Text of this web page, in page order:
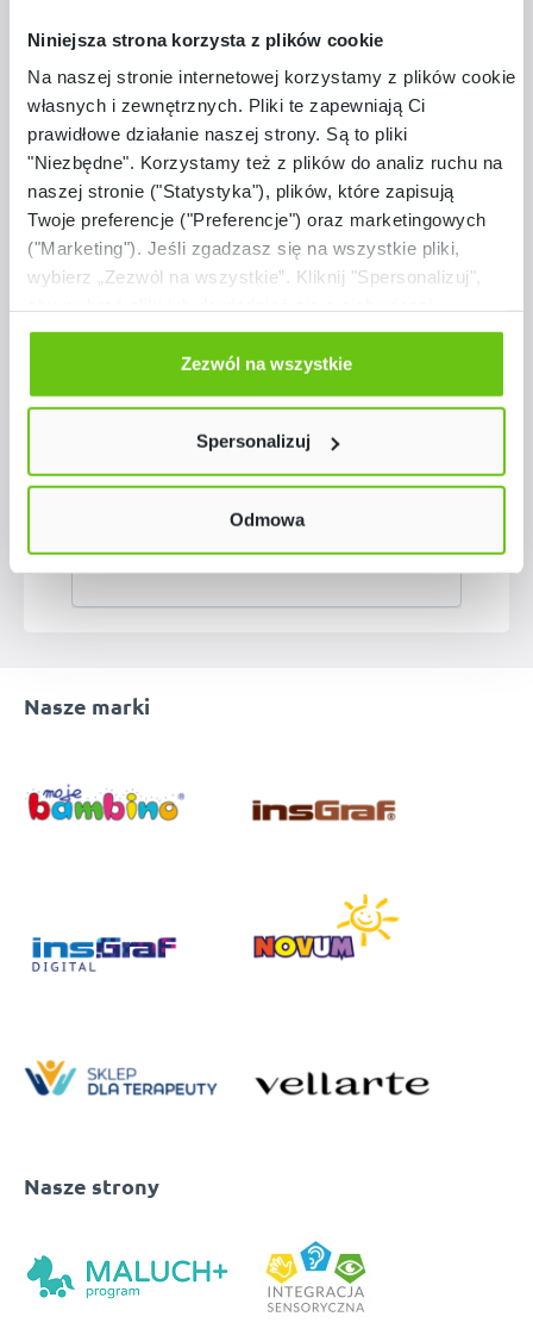
Niniejsza strona korzysta z plików cookie
Na naszej stronie internetowej korzystamy z plików cookie:
własnych i zewnętrznych. Pliki te zapewniają Ci
prawidłowe działanie naszej strony. Są to pliki
"Niezbędne". Korzystamy też z plików do analiz ruchu na
naszej stronie ("Statystyka"), plików, które zapisują
Twoje preferencje ("Preferencje") oraz marketingowych
("Marketing"). Jeśli zgadzasz się na wszystkie pliki,
wybierz „Zezwól na wszystkie”. Kliknij "Spersonalizuj",
Odmów zgody poprzez przycisk „Odmowa”. Wtedy
użyjemy tylko plików niezbędnych dla naszej strony.
Twój wybór możesz zmienić przez kliknięcie przycisku w
Polityce prywatności
Zezwól na wszystkie
Spersonalizuj
Odmowa
Biurko Kvadra prawe 160 – klon 375, stelaż
1 449,90 zł
Nasze marki
Nasze strony